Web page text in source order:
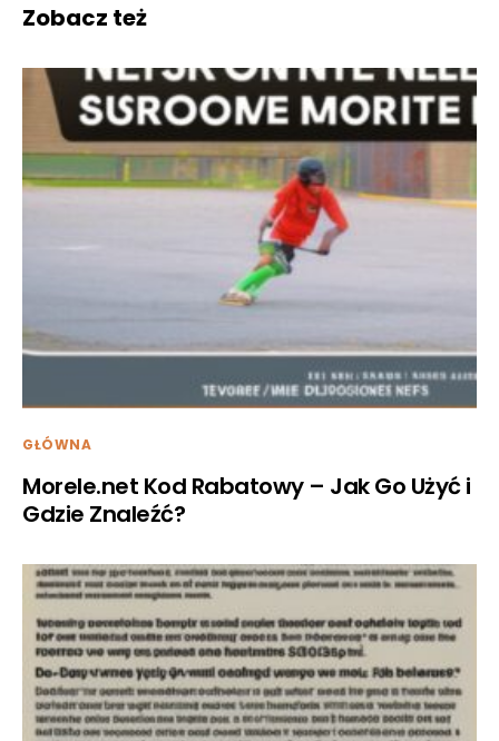
Zobacz też
GŁÓWNA
Morele.net Kod Rabatowy – Jak Go Użyć i
Gdzie Znaleźć?